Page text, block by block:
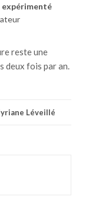
expérimenté
reste une
deux fois par an.
Léveillé